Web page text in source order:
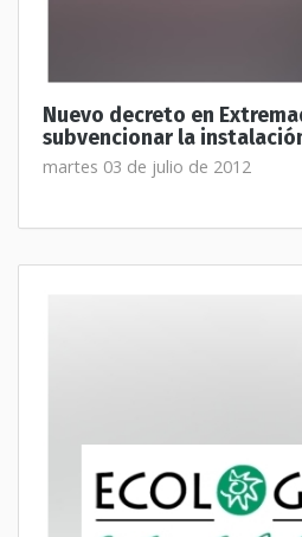
Nuevo decreto en
subvencionar la
martes 03 de julio de 2012